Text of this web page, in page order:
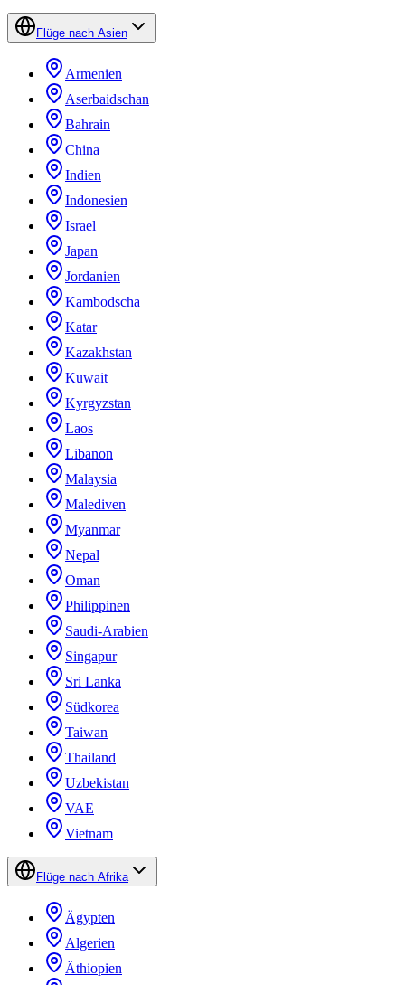
Flüge nach Asien
Armenien
Aserbaidschan
Bahrain
China
Indien
Indonesien
Israel
Japan
Jordanien
Kambodscha
Katar
Kazakhstan
Kuwait
Kyrgyzstan
Laos
Libanon
Malaysia
Malediven
Myanmar
Nepal
Oman
Philippinen
Saudi-Arabien
Singapur
Sri Lanka
Südkorea
Taiwan
Thailand
Uzbekistan
VAE
Vietnam
Flüge nach Afrika
Ägypten
Algerien
Äthiopien